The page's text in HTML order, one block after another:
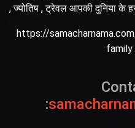
, ज्योतिष , ट्रेवल आपकी दुनिया
https://
: